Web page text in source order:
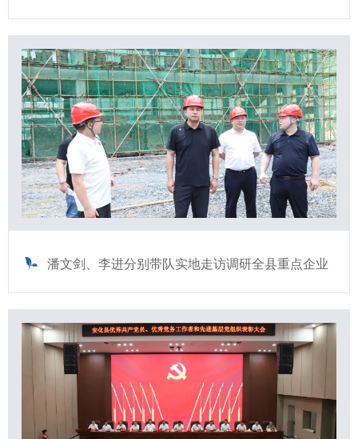
潘文剑、李进分别带队实地走访调研全县重点企业